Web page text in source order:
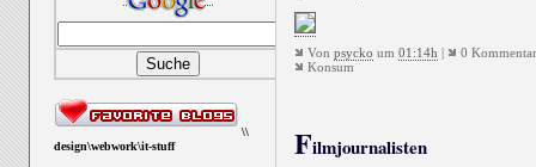
\\
design\webwork\it-stuff
Von psycko um 01:14h |
0
Konsum
Filmjournalisten